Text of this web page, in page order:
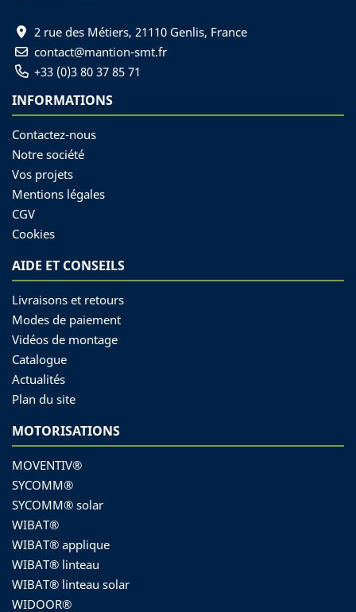
2 rue des Métiers, 21110 Genlis, France
contact@mantion-smt.fr
+33 (0)3 80 37 85 71
INFORMATIONS
Contactez-nous
Notre société
Vos projets
Mentions légales
CGV
Cookies
AIDE ET CONSEILS
Livraisons et retours
Modes de paiement
Vidéos de montage
Catalogue
Actualités
Plan du site
MOTORISATIONS
MOVENTIV®
SYCOMM®
SYCOMM® solar
WIBAT®
WIBAT® applique
WIBAT® linteau
WIBAT® linteau solar
WIDOOR®